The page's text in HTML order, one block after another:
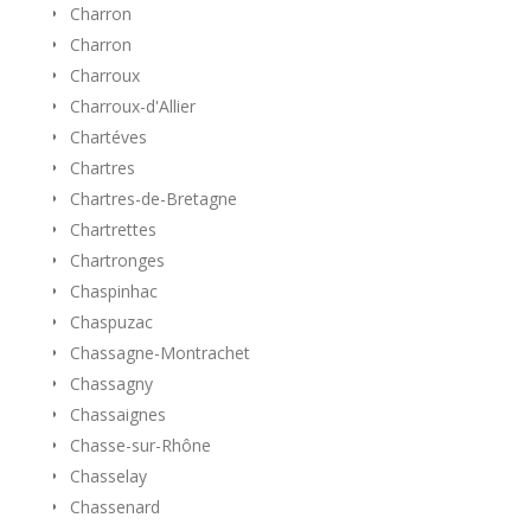
Charron
Charron
Charroux
Charroux-d'Allier
Chartéves
Chartres
Chartres-de-Bretagne
Chartrettes
Chartronges
Chaspinhac
Chaspuzac
Chassagne-Montrachet
Chassagny
Chassaignes
Chasse-sur-Rhône
Chasselay
Chassenard